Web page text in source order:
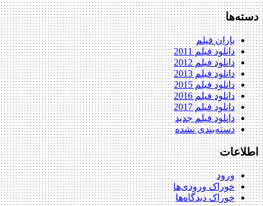
دسته‌ها
باران فیلم
دانلود فیلم 2011
دانلود فیلم 2012
دانلود فیلم 2013
دانلود فیلم 2015
دانلود فیلم 2016
دانلود فیلم 2017
دانلود فیلم جدید
دسته‌بندی نشده
اطلاعات
ورود
خوراک ورودی‌ها
خوراک دیدگاه‌ها